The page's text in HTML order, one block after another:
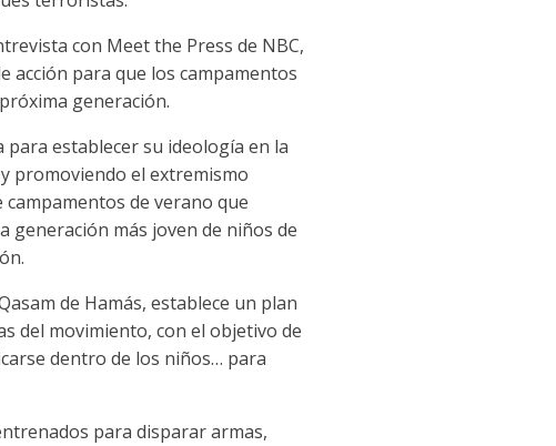
con Meet the Press de NBC,
acción para que los campamentos
generación.
establecer su ideología en la
promoviendo el extremismo
de verano que
generación más joven de niños de
de Hamás, establece un plan
del movimiento, con el objetivo de
dentro de los niños… para
para disparar armas,